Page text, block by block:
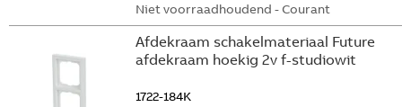
Niet voorraadhoudend - Courant
Afdekraam schakelmateriaal Future
afdekraam hoekig 2v f-studiowit
1722-184K